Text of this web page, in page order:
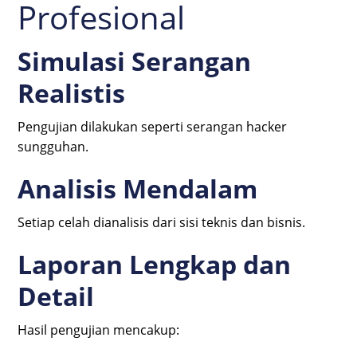
Profesional
Simulasi Serangan
Realistis
Pengujian dilakukan seperti serangan hacker
sungguhan.
Analisis Mendalam
Setiap celah dianalisis dari sisi teknis dan bisnis.
Laporan Lengkap dan
Detail
Hasil pengujian mencakup: